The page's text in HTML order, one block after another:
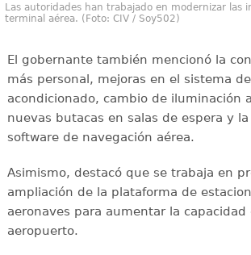
Las autoridades han trabajado en modernizar las
terminal aérea. (Foto: CIV / Soy502)
El gobernante también mencionó la
más personal, mejoras en el sistema
acondicionado, cambio de iluminación
nuevas butacas en salas de espera y
software de navegación aérea.
Asimismo, destacó que se trabaja en
ampliación de la plataforma de
aeronaves para aumentar la capacidad
aeropuerto.